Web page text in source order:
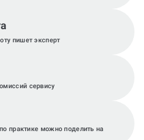
пишет эксперт
сервису
практике можно поделить на